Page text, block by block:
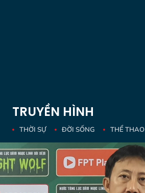
TRUYỀN HÌNH
THỜI SỰ ĐỜI SỐNG THỂ